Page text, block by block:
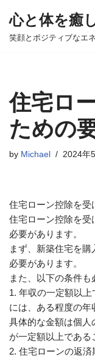
コ
ツ
へ
ス
キ
ッ
心と体を癒
笑顔とポジティブなエ
住宅ロ
ための
by Michael 2024年
住宅ローン控除を受
住宅ローン控除を受
必要があります。
まず、新築住宅を
必要があります。
また、以下の条件も
1. 年収の一定額以
には、ある程度の年
具体的な金額は個人
が一定額以上である
2. 住宅ローンの返